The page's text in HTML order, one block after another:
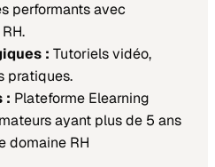
performants avec
: Tutoriels vidéo,
pratiques.
: Plateforme Elearning
ayant plus de 5 ans
domaine RH